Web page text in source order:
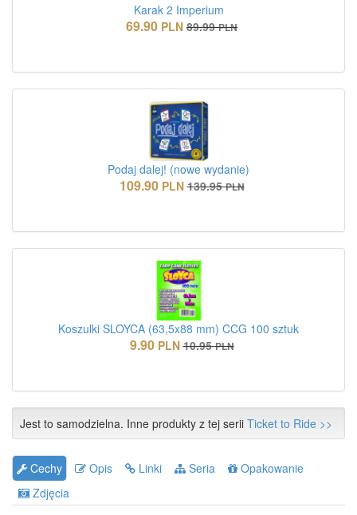
Karak 2 Imperium
69.90 PLN 89.99 PLN
Podaj dalej! (nowe wydanie)
109.90 PLN 139.95 PLN
Koszulki SLOYCA (63,5x88 mm) CCG 100 sztuk
9.90 PLN 10.95 PLN
Jest to samodzielna. Inne produkty z tej serii Ticket to Ride >>
Cechy Opis Linki Seria
Opakowanie
Zdjęcia